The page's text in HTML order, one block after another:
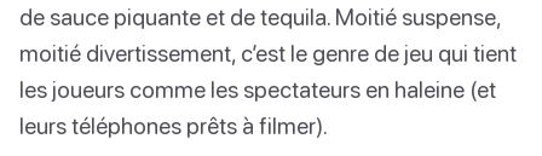
de sauce piquante et de tequila. Moitié suspense,
moitié divertissement, c’est le genre de jeu qui tient
les joueurs comme les spectateurs en haleine (et
leurs téléphones prêts à filmer).